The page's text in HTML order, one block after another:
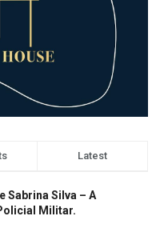
Latest
Sabrina Silva – A
Militar.